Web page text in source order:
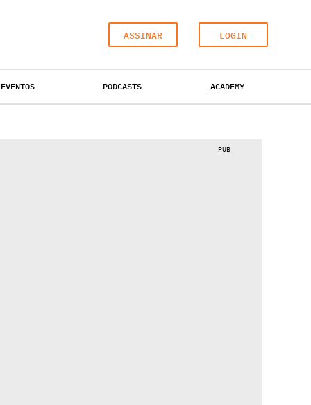
ASSINAR LOGIN
EVENTOS PODCASTS ACADEMY
PUB